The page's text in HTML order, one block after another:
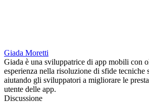
Giada Moretti
Giada è una sviluppatrice di app mobili con
esperienza nella risoluzione di sfide tecniche
aiutando gli sviluppatori a migliorare le
utente delle app.
Discussione